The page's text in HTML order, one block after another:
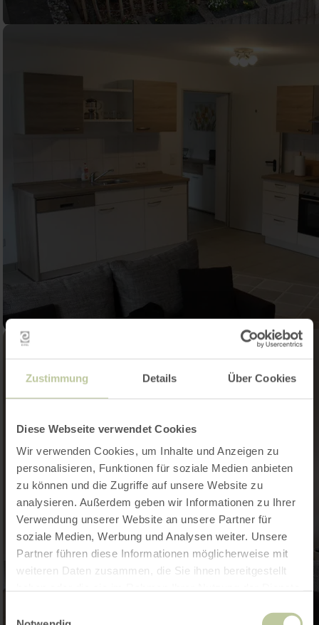
Zustimmung Details Über Cookies
Diese Webseite verwendet Cookies
Wir verwenden Cookies, um Inhalte und Anzeigen zu
personalisieren, Funktionen für soziale Medien anbieten
zu können und die Zugriffe auf unsere Website zu
analysieren. Außerdem geben wir Informationen zu Ihrer
Verwendung unserer Website an unsere Partner für
soziale Medien, Werbung und Analysen weiter. Unsere
Partner führen diese Informationen möglicherweise mit
weiteren Daten zusammen, die Sie ihnen bereitgestellt